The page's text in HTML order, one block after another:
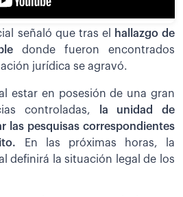
señaló que tras el
hallazgo de
donde fueron encontrados
jurídica se agravó.
estar en posesión de una gran
controladas,
la unidad de
las pesquisas correspondientes
En las próximas horas, la
definirá la situación legal de los